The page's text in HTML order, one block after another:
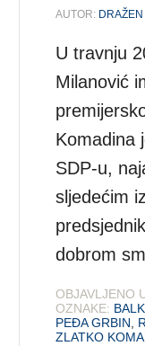
AUTOR:
U travnju
Milanović
Komadina
SDP-u,
sljedećim
dobrom
OBJAVLJENO
OZNAKE:
PEĐA GRBIN,
ZLATKO